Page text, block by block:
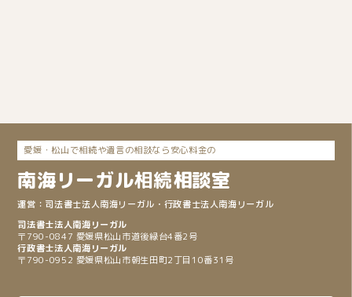
愛媛・松山で相続や遺言の相談なら安心料金の
南海リーガル相続相談室
司法書士法人南海リーガル ・行政書士法人南海リーガル
〒790-0847 愛媛県松山市道後緑台4番2号
〒790-0952 愛媛県松山市朝生田町2丁目10番31号